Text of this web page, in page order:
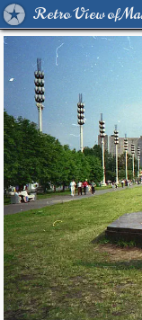
Retro View of